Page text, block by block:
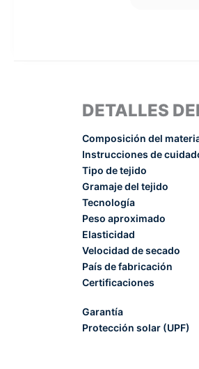
DETALLES
Composición del
Instrucciones de
Tipo de tejido
Gramaje del tejido
Tecnología
Peso aproximado
Elasticidad
Velocidad de secado
País de fabricación
Certificaciones
Garantía
Protección solar (UPF)